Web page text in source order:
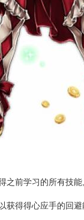
之前学习的所有技能,
获得得心应手的回避